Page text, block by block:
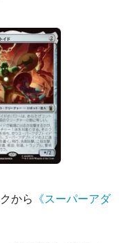
から 《スーパーアダ